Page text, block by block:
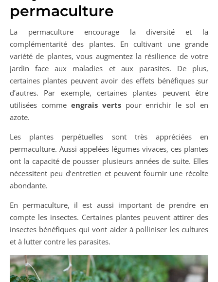
permaculture
La permaculture encourage la diversité et la
complémentarité des plantes. En cultivant une grande
variété de plantes, vous augmentez la résilience de votre
jardin face aux maladies et aux parasites. De plus,
certaines plantes peuvent avoir des effets bénéfiques sur
d’autres. Par exemple, certaines plantes peuvent être
utilisées comme engrais vertspour enrichir le sol en
azote.
Les plantes perpétuelles sont très appréciées en
permaculture. Aussi appelées légumes vivaces, ces plantes
ont la capacité de pousser plusieurs années de suite. Elles
nécessitent peu d’entretien et peuvent fournir une récolte
abondante.
En permaculture, il est aussi important de prendre en
compte les insectes. Certaines plantes peuvent attirer des
insectes bénéfiques qui vont aider à polliniser les cultures
et à lutter contre les parasites.